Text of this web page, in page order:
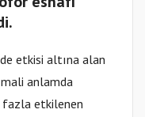
etkisi altına alan
anlamda
fazla etkilenen